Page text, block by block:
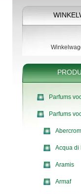
Parfums
Parfums
Acqua di
Aramis
Armaf